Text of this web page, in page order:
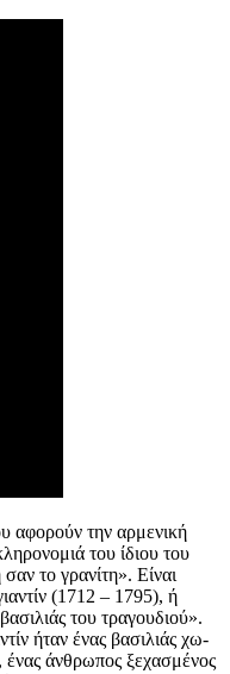
αφορούν την αρμενική
του ίδιου του
το γρανίτη». Είναι
(1712 – 1795), ή
του τραγουδιού».
ήταν ένας βασιλιάς χω­
ένας άνθρωπος ξεχασμένος